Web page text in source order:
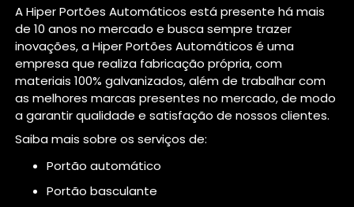
A Hiper Portões Automáticos está presente há mais
de 10 anos no mercado e busca sempre trazer
inovações, a Hiper Portões Automáticos é uma
empresa que realiza fabricação própria, com
materiais 100% galvanizados, além de trabalhar com
as melhores marcas presentes no mercado, de modo
a garantir qualidade e satisfação de nossos clientes.
Saiba mais sobre os serviços de:
portão automático
portão basculante